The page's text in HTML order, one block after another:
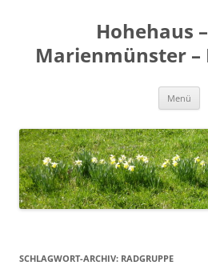
Hohehaus
Marienmünster –
Menü
SCHLAGWORT-ARCHIV: RADGRUPPE